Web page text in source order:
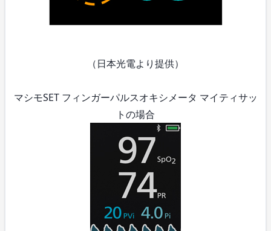
（日本光電より提供）
マシモSET フィンガーパルスオキシメータ マイティサッ
トの場合